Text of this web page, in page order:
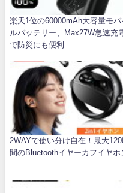
楽天1位の60000mAh大容量モバ
ルバッテリー、Max27W急速充
で防災にも便利
2WAYで使い分け自在！最大
間のBluetoothイヤーカフイヤホ